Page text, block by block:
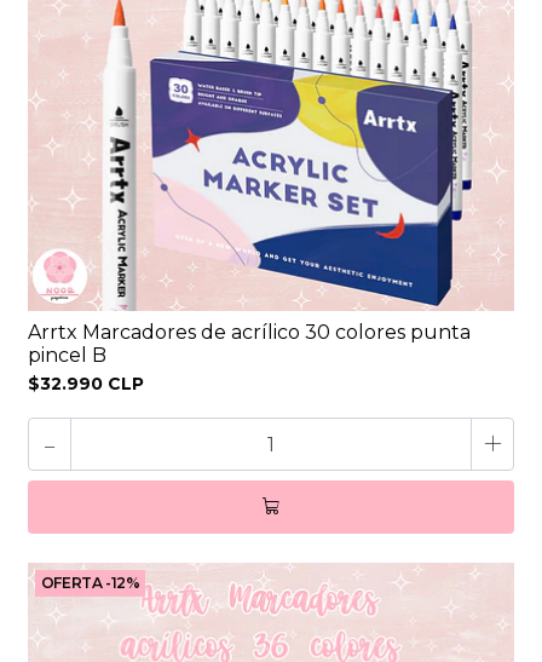
Arrtx Marcadores de acrílico 30 colores punta
pincel B
$32.990 CLP
- +
OFERTA -12%